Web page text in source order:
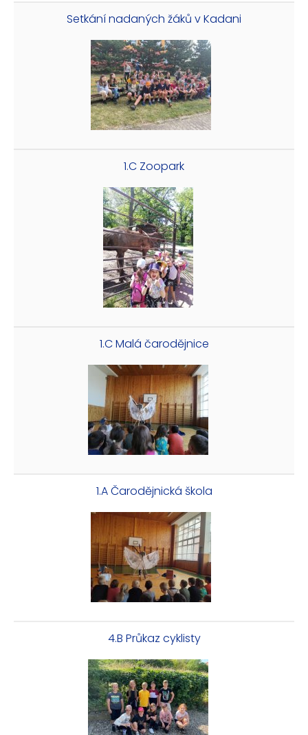
Setkání nadaných žáků v Kadani
1.C Zoopark
1.C Malá čarodějnice
1.A Čarodějnická škola
4.B Průkaz cyklisty